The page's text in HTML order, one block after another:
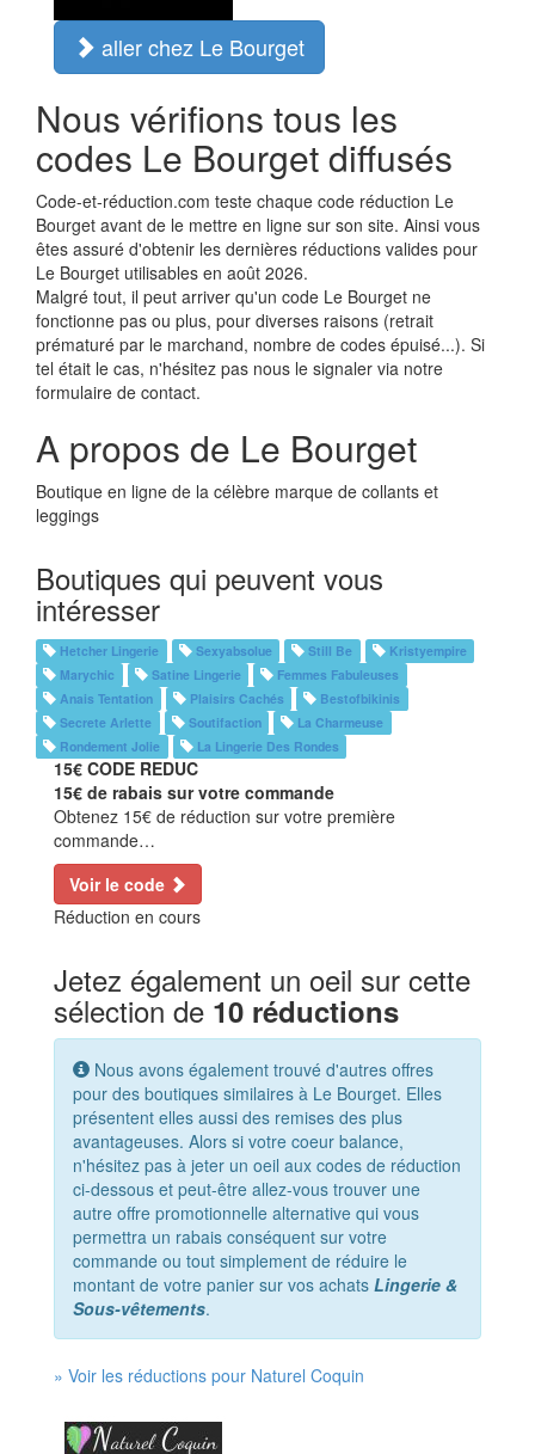
aller chez Le Bourget
Nous vérifions tous les
codes Le Bourget diffusés
Code-et-réduction.com teste chaque code réduction Le
Bourget avant de le mettre en ligne sur son site. Ainsi vous
êtes assuré d'obtenir les dernières réductions valides pour
Le Bourget utilisables en août 2026.
Malgré tout, il peut arriver qu'un code Le Bourget ne
fonctionne pas ou plus, pour diverses raisons (retrait
prématuré par le marchand, nombre de codes épuisé...). Si
tel était le cas, n'hésitez pas nous le signaler via notre
formulaire de contact.
A propos de Le Bourget
Boutique en ligne de la célèbre marque de collants et
leggings
Boutiques qui peuvent vous
intéresser
Hetcher Lingerie Sexyabsolue Still Be
Kristyempire
Marychic
Satine Lingerie
Femmes Fabuleuses
Anais Tentation
Plaisirs Cachés
Bestofbikinis
Secrete Arlette
Soutifaction
La Charmeuse
Rondement Jolie
La Lingerie Des Rondes
15€ CODE REDUC
15€ de rabais sur votre commande
Obtenez 15€ de réduction sur votre première
commande…
Voir le code
Réduction en cours
Jetez également un oeil sur cette
sélection de 10 réductions
Nous avons également trouvé d'autres offres
pour des boutiques similaires à Le Bourget. Elles
présentent elles aussi des remises des plus
avantageuses. Alors si votre coeur balance,
n'hésitez pas à jeter un oeil aux codes de réduction
ci-dessous et peut-être allez-vous trouver une
autre offre promotionnelle alternative qui vous
permettra un rabais conséquent sur votre
commande ou tout simplement de réduire le
montant de votre panier sur vos achats Lingerie &
Sous-vêtements.
» Voir les réductions pour Naturel Coquin